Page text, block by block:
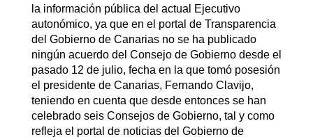
la información pública del actual Ejecutivo
autonómico, ya que en el portal de Transparencia
del Gobierno de Canarias no se ha publicado
ningún acuerdo del Consejo de Gobierno desde el
pasado 12 de julio, fecha en la que tomó posesión
el presidente de Canarias, Fernando Clavijo,
teniendo en cuenta que desde entonces se han
celebrado seis Consejos de Gobierno, tal y como
refleja el portal de noticias del Gobierno de